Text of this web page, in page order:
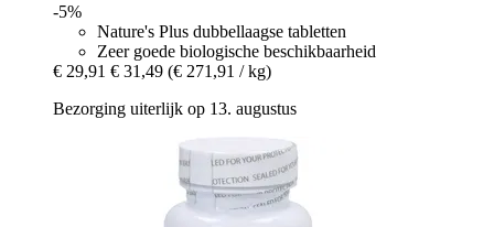
-5%
Nature's Plus dubbellaagse tabletten
Zeer goede biologische beschikbaarheid
€ 29,91 € 31,49 (€ 271,91 / kg)
Bezorging uiterlijk op 13. augustus